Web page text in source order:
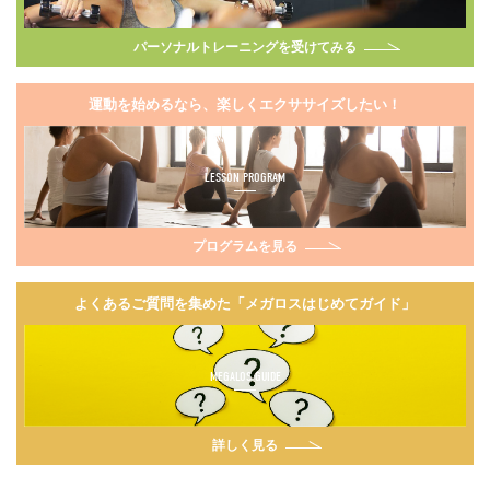
パーソナルトレーニングを受けてみる
運動を始めるなら、楽しくエクササイズしたい！
LESSON PROGRAM
プログラムを見る
よくあるご質問を集めた「メガロスはじめてガイド」
MEGALOS GUIDE
詳しく見る